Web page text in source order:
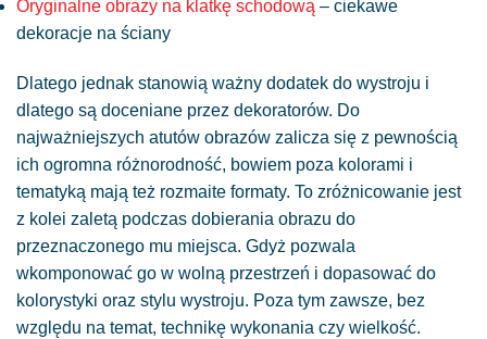
Oryginalne obrazy na klatkę schodową – ciekawe
dekoracje na ściany
Dlatego jednak stanowią ważny dodatek do wystroju i
dlatego są doceniane przez dekoratorów. Do
najważniejszych atutów obrazów zalicza się z pewnością
ich ogromna różnorodność, bowiem poza kolorami i
tematyką mają też rozmaite formaty. To zróżnicowanie jest
z kolei zaletą podczas dobierania obrazu do
przeznaczonego mu miejsca. Gdyż pozwala
wkomponować go w wolną przestrzeń i dopasować do
kolorystyki oraz stylu wystroju. Poza tym zawsze, bez
względu na temat, technikę wykonania czy wielkość.